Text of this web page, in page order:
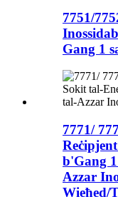
7751/
Gang 1
7771/
b'Gang
Azzar
Wieħed/